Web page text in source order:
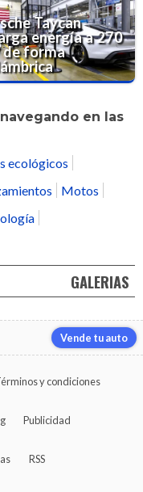
Taycan
energía a 270
de forma
en las
ecológicos
Motos
GALERIAS
Vende tu auto
y condiciones
Publicidad
RSS